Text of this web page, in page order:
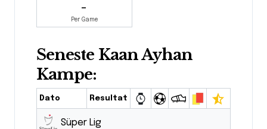
-
Per Game
Seneste Kaan Ayhan
Kampe:
Dato Resultat
Süper Lig